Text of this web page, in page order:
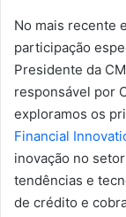
No mais recente
participação
Presidente da
responsável por
exploramos os
Financial
inovação no
tendências e
de crédito e